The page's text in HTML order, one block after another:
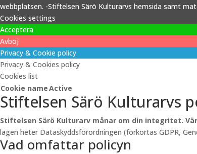
webbplatsen. -Stiftelsen Särö Kulturarvs hemsida samt
Cookies settings
Acceptera
Avböj
Privacy & Cookie policy
Privacy & Cookies policy
Cookies list
Cookie nameActive
Stiftelsen Särö Kulturarvs
Stiftelsen Särö Kulturarv månar om din integritet.
lagen heter Dataskyddsförordningen (förkortas GDPR,
Vad omfattar policyn